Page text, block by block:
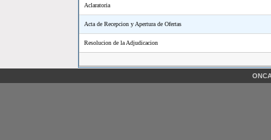
Aclaratoria
Acta de Recepcion y Apertura de Ofertas
Resolucion de la Adjudicacion